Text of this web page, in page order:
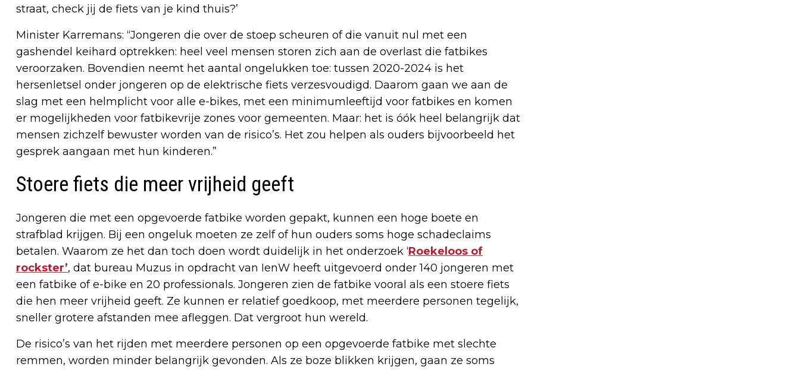
straat, check jij de fiets van je kind thuis?’
Minister Karremans: “Jongeren die over de stoep scheuren of die vanuit nul met een
gashendel keihard optrekken: heel veel mensen storen zich aan de overlast die fatbikes
veroorzaken. Bovendien neemt het aantal ongelukken toe: tussen 2020-2024 is het
hersenletsel onder jongeren op de elektrische fiets verzesvoudigd. Daarom gaan we aan de
slag met een helmplicht voor alle e-bikes, met een minimumleeftijd voor fatbikes en komen
er mogelijkheden voor fatbikevrije zones voor gemeenten. Maar: het is óók heel belangrijk dat
mensen zichzelf bewuster worden van de risico’s. Het zou helpen als ouders bijvoorbeeld het
gesprek aangaan met hun kinderen.”
Stoere fiets die meer vrijheid geeft
Jongeren die met een opgevoerde fatbike worden gepakt, kunnen een hoge boete en
strafblad krijgen. Bij een ongeluk moeten ze zelf of hun ouders soms hoge schadeclaims
betalen. Waarom ze het dan toch doen wordt duidelijk in het onderzoek ‘Roekeloos of
rockster’, dat bureau Muzus in opdracht van IenW heeft uitgevoerd onder 140 jongeren met
een fatbike of e-bike en 20 professionals. Jongeren zien de fatbike vooral als een stoere fiets
die hen meer vrijheid geeft. Ze kunnen er relatief goedkoop, met meerdere personen tegelijk,
sneller grotere afstanden mee afleggen. Dat vergroot hun wereld.
De risico’s van het rijden met meerdere personen op een opgevoerde fatbike met slechte
remmen, worden minder belangrijk gevonden. Als ze boze blikken krijgen, gaan ze soms